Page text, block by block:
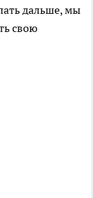
дальше, мы
свою